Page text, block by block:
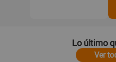
Lo último
Ver